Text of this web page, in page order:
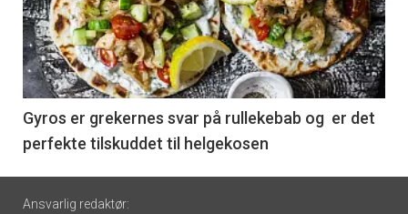
nå
-
6
Gyros er grekernes svar på rullekebab og er det
perfekte tilskuddet til helgekosen
Footer
Ansvarlig redaktør: